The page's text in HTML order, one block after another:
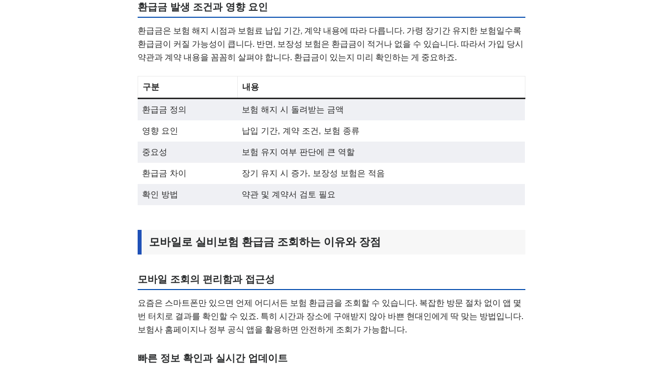
환급금 발생 조건과 영향 요인
환급금은 보험 해지 시점과 보험료 납입 기간, 계약 내용에 따라 다릅니다. 가령 장기간 유지한 보험일수록
환급금이 커질 가능성이 큽니다. 반면, 보장성 보험은 환급금이 적거나 없을 수 있습니다. 따라서 가입 당시
약관과 계약 내용을 꼼꼼히 살펴야 합니다. 환급금이 있는지 미리 확인하는 게 중요하죠.
구분 내용
환급금 정의 보험 해지 시 돌려받는 금액
영향 요인 납입 기간, 계약 조건, 보험 종류
중요성 보험 유지 여부 판단에 큰 역할
환급금 차이 장기 유지 시 증가, 보장성 보험은 적음
확인 방법 약관 및 계약서 검토 필요
모바일로 실비보험 환급금 조회하는 이유와 장점
모바일 조회의 편리함과 접근성
요즘은 스마트폰만 있으면 언제 어디서든 보험 환급금을 조회할 수 있습니다. 복잡한 방문 절차 없이 앱 몇
번 터치로 결과를 확인할 수 있죠. 특히 시간과 장소에 구애받지 않아 바쁜 현대인에게 딱 맞는 방법입니다.
보험사 홈페이지나 정부 공식 앱을 활용하면 안전하게 조회가 가능합니다.
빠른 정보 확인과 실시간 업데이트